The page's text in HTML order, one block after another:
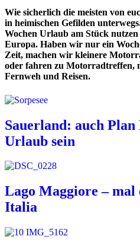
Wie sicherlich die meisten von
in heimischen Gefilden
Wochen Urlaub am Stück
Europa. Haben wir nur ein
Zeit, machen wir kleinere
oder fahren zu Motorradtreffen,
Fernweh und Reisen.
Sauerland: auch
Urlaub sein
Lago Maggiore – mal
Italia